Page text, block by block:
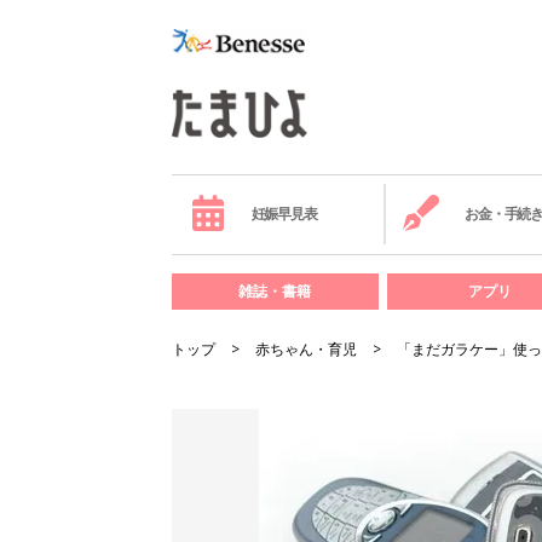
妊娠早見表 お金・手続き
雑誌・書籍 アプリ
トップ 赤ちゃん・育児 「まだガラケー」使